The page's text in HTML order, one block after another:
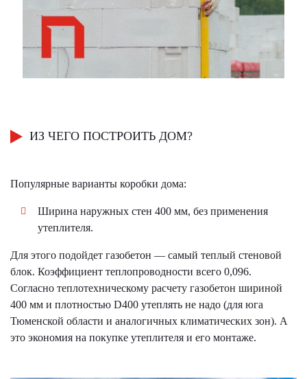
ИЗ ЧЕГО ПОСТРОИТЬ ДОМ?
Популярные варианты коробки дома:
Ширина наружных стен 400 мм, без применения
утеплителя.
Для этого подойдет газобетон — самый теплый стеновой
блок. Коэффициент теплопроводности всего 0,096.
Согласно теплотехническому расчету газобетон шириной
400 мм и плотностью D400 утеплять не надо (для юга
Тюменской области и аналогичных климатических зон). А
это экономия на покупке утеплителя и его монтаже.